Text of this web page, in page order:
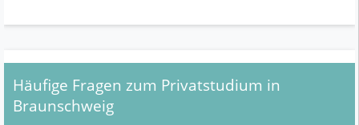
Häufige Fragen zum Privatstudium in
Braunschweig